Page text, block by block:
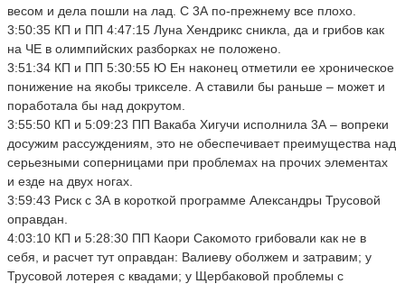
весом и дела пошли на лад. С 3А по-прежнему все плохо.
3:50:35 КП и ПП 4:47:15 Луна Хендрикс сникла, да и грибов как
на ЧЕ в олимпийских разборках не положено.
3:51:34 КП и ПП 5:30:55 Ю Ен наконец отметили ее хроническое
понижение на якобы трикселе. А ставили бы раньше – может и
поработала бы над докрутом.
3:55:50 КП и 5:09:23 ПП Вакаба Хигучи исполнила 3А – вопреки
досужим рассуждениям, это не обеспечивает преимущества над
серьезными соперницами при проблемах на прочих элементах
и езде на двух ногах.
3:59:43 Риск с 3А в короткой программе Александры Трусовой
оправдан.
4:03:10 КП и 5:28:30 ПП Каори Сакомото грибовали как не в
себя, и расчет тут оправдан: Валиеву оболжем и затравим; у
Трусовой лотерея с квадами; у Щербаковой проблемы с